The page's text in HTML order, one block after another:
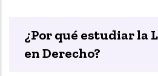
¿Por qué estudiar la
en Derecho?